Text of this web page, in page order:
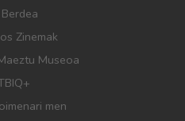
Zinemak
Museoa
men